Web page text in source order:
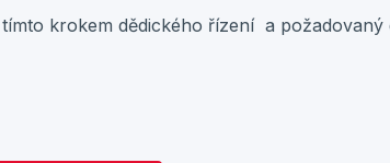
krokem dědického řízení a